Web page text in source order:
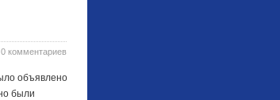
0 комментариев
объявлено
были